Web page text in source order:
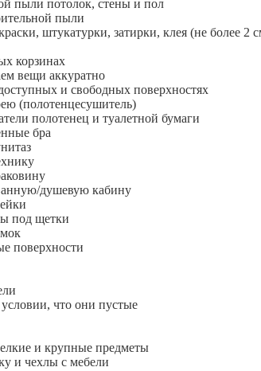
пыли потолок, стены и пол
пыли
штукатурки, затирки, клея (не более 2
корзинах
вещи аккуратно
и свободных поверхностях
(полотенцесушитель)
полотенец и туалетной бумаги
бра
душевую кабину
под щетки
поверхности
что они пустые
и крупные предметы
и чехлы с мебели